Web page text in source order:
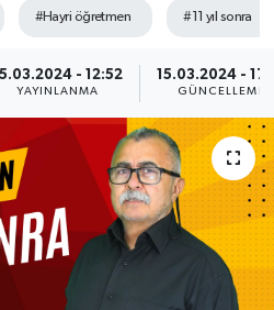
#Hayri öğretmen #11 yıl sonra
15.03.2024 - 12:52
YAYINLANMA
15.03.2024 -
GÜNCELLEME